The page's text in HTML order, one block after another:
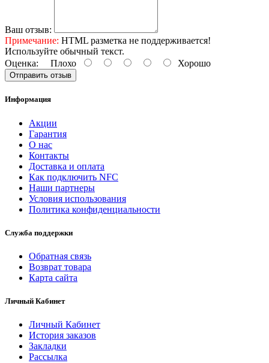
Ваш отзыв:
Примечание: HTML разметка не поддерживается!
Используйте обычный текст.
Оценка: Плохо Хорошо
Отправить отзыв
Информация
Акции
Гарантия
O нас
Контакты
Доставка и оплата
Как подключить NFC
Наши партнеры
Условия использования
Политика конфиденциальности
Служба поддержки
Обратная связь
Возврат товара
Карта сайта
Личный Кабинет
Личный Кабинет
История заказов
Закладки
Рассылка